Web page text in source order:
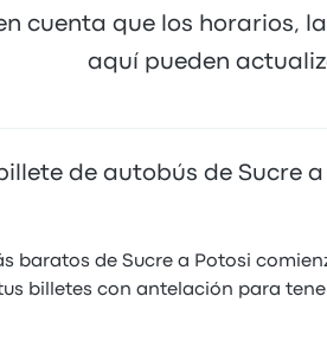
cuenta que los horarios,
aquí pueden
de autobús de Sucre a
baratos de Sucre a Potosi
billetes con antelación para